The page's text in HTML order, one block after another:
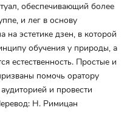
обеспечивающий более
и лег в основу
на эстетике дзен, в которой
обучения у природы, а
естественность. Простые и
помочь оратору
и провести
Н. Римицан